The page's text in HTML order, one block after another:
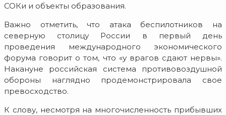
СОКи и объекты образования.
Важно отметить, что атака беспилотников на
северную столицу России в первый день
проведения международного экономического
форума говорит о том, что «у врагов сдают нервы».
Накануне российская система противовоздушной
обороны наглядно продемонстрировала свое
превосходство.
К слову, несмотря на многочисленность прибывших